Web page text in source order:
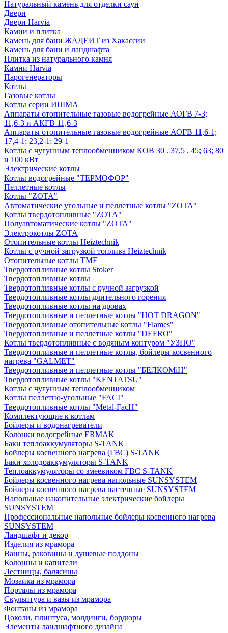
Натуральный камень для отделки саун
Двери
Двери Harvia
Камни и плитка
Камень для бани ЖАДЕИТ из Хакассии
Камень для бани и ландшафта
Плитка из натурального камня
Камни Harvia
Парогенераторы
Котлы
Газовые котлы
Котлы серии ИШМА
Аппараты отопительные газовые водогрейные АОГВ 7-3;
11,6-3 и АКГВ 11,6-3
Аппараты отопительные газовые водогрейные АОГВ 11,6-1;
17,4-1; 23,2-1; 29-1
Котлы с чугунным теплообменником КОВ 30 . 37,5 . 45; 63; 80
и 100 кВт
Электрические котлы
Котлы водогрейные "ТЕРМОФОР"
Пеллетные котлы
Котлы "ZOTA"
Автоматические угольные и пеллетные котлы "ZOTA"
Котлы твердотопливные "ZOTA"
Полуавтоматические котлы "ZOTA"
Электрокотлы ZOTA
Отопительные котлы Heiztechnik
Котлы с ручной загрузкой топлива Heiztechnik
Отопительные котлы TMF
Твердотопливные котлы Stoker
Твердотопливные котлы
Твердотопливные котлы с ручной загрузкой
Твердотопливные котлы длительного горения
Твердотопливные котлы на дровах
Твердотопливные и пеллетные котлы "HOT DRAGON"
Твердотопливные отопительные котлы "Flames"
Твердотопливные и пеллетные котлы "DEFRO"
Котлы твердотопливные с водяным контуром "УЗПО"
Твердотопливные и пеллетные котлы, бойлеры косвенного
нагрева "GALMET"
Твердотопливные и пеллетные котлы "БЕЛКОМiН"
Твердотопливные котлы "KENTATSU"
Котлы с чугунным теплообменником
Котлы пеллетно-угольные "FACI"
Твердотопливные котлы "Metal-FacH"
Комплектующие к котлам
Бойлеры и водонагреватели
Колонки водогрейные ERMAK
Баки теплоаккумуляторы S-TANK
Бойлеры косвенного нагрева (ГВС) S-TANK
Баки холодоаккумуляторы S-TANK
Теплоаккумуляторы со змеевиком ГВС S-TANK
Бойлеры косвенного нагрева напольные SUNSYSTEM
Бойлеры косвенного нагрева настенные SUNSYSTEM
Напольные накопительные электрические бойлеры
SUNSYSTEM
Профессиональные напольные бойлеры косвенного нагрева
SUNSYSTEM
Ландшафт и декор
Изделия из мрамора
Ванны, раковины и душевые поддоны
Колонны и капители
Лестницы, балясины
Мозаика из мрамора
Порталы из мрамора
Скульптура и вазы из мрамора
Фонтаны из мрамора
Цоколи, плинтуса, молдинги, бордюры
Элементы ландшафтного дизайна